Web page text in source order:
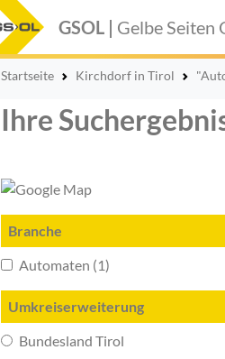
GSOL | Gelbe Seiten
Startseite Kirchdorf in Tirol
Ihre
Branche
Automaten (1)
Umkreiserweiterung
Bundesland Tirol